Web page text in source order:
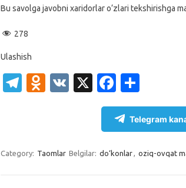
Bu savolga javobni xaridorlar o‘zlari tekshirishga
278
Ulashish
T
a
O
kl
V
X
Fa
c
e
o
h
ar
Telegram
Category: Taomlar Belgilar: do‘konlar, oziq-ovqat